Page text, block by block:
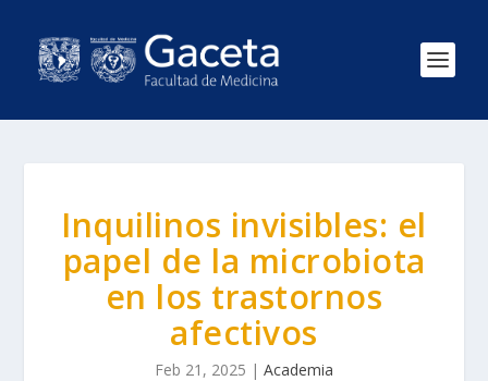
Inquilinos invisibles: el
papel de la microbiota
en los trastornos
afectivos
Feb 21, 2025 | Academia